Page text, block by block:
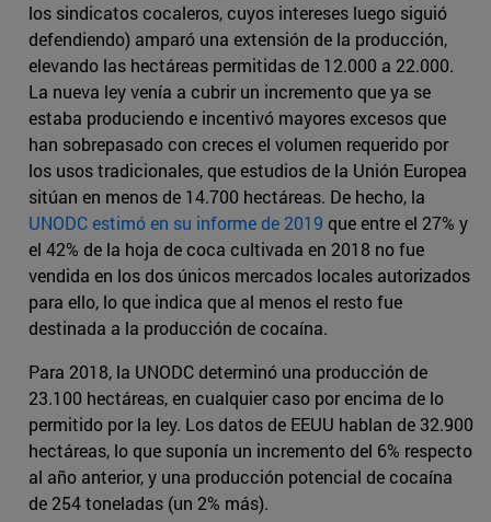
los sindicatos cocaleros, cuyos intereses luego siguió
defendiendo) amparó una extensión de la producción,
elevando las hectáreas permitidas de 12.000 a 22.000.
La nueva ley venía a cubrir un incremento que ya se
estaba produciendo e incentivó mayores excesos que
han sobrepasado con creces el volumen requerido por
los usos tradicionales, que estudios de la Unión Europea
sitúan en menos de 14.700 hectáreas. De hecho, la
UNODC estimó en su informe de 2019 que entre el 27% y
el 42% de la hoja de coca cultivada en 2018 no fue
vendida en los dos únicos mercados locales autorizados
para ello, lo que indica que al menos el resto fue
destinada a la producción de cocaína.
Para 2018, la UNODC determinó una producción de
23.100 hectáreas, en cualquier caso por encima de lo
permitido por la ley. Los datos de EEUU hablan de 32.900
hectáreas, lo que suponía un incremento del 6% respecto
al año anterior, y una producción potencial de cocaína
de 254 toneladas (un 2% más).